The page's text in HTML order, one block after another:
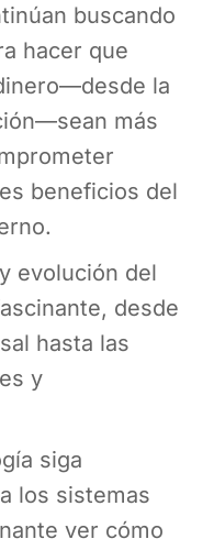
buscando
hacer que
la
más
beneficios del
evolución del
desde
hasta las
y
siga
los sistemas
ver cómo